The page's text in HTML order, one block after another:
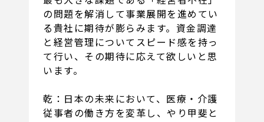
の問題を解消して事業展開を進めてい
る貴社に期待が膨らみます。資金調達
と経営管理についてスピード感を持っ
て行い、その期待に応えて欲しいと思
います。
乾：日本の未来において、医療・介護
従事者の働き方を変革し、やり甲斐と